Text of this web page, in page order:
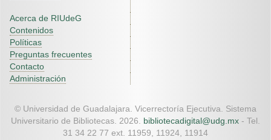
Acerca de RIUdeG
Contenidos
Políticas
Preguntas frecuentes
Contacto
Administración
© Universidad de Guadalajara. Vicerrectoría Ejecutiva. Sistema
Universitario de Bibliotecas. 2026. bibliotecadigital@udg.mx - Tel.
31 34 22 77 ext. 11959, 11924, 11914